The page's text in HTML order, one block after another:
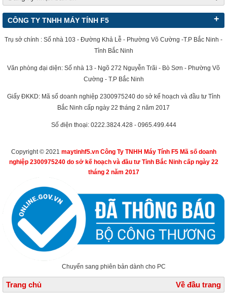
CÔNG TY TNHH MÁY TÍNH F5 +
Trụ sở chính : Số nhà 103 - Đường Khả Lễ - Phường Võ Cường -T.P Bắc Ninh -
Tỉnh Bắc Ninh
Văn phòng đại diện: Số nhà 13 - Ngõ 272 Nguyễn Trãi - Bò Sơn - Phường Võ
Cường - T.P Bắc Ninh
Giấy ĐKKD: Mã số doanh nghiệp 2300975240 do sở kế hoạch và đầu tư Tỉnh
Bắc Ninh cấp ngày 22 tháng 2 năm 2017
Số điện thoại: 0222.3824.428 - 0965.499.444
Copyright © 2021 maytinhf5.vn Công Ty TNHH Máy Tính F5 Mã số doanh
nghiệp 2300975240 do sở kế hoạch và đầu tư Tỉnh Bắc Ninh cấp ngày 22
tháng 2 năm 2017
Chuyển sang phiên bản dành cho PC
Trang chủ Về đầu trang